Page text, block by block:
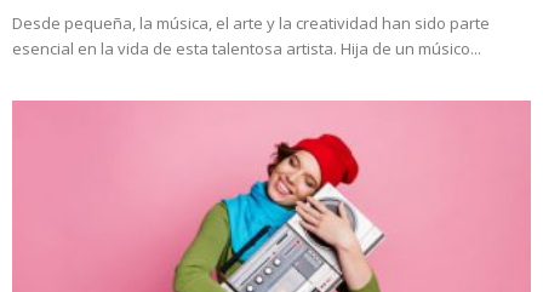
Desde pequeña, la música, el arte y la creatividad han sido parte
esencial en la vida de esta talentosa artista. Hija de un músico...